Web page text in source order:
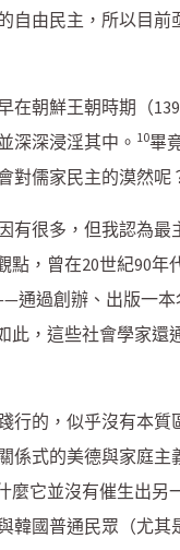
由民主，所以目
朝鮮王朝時期（
深深浸淫其中。 10畢
對儒家民主的漠然呢
很多，但我認為
，曾在20世紀90
過創辦、出版一本
此，這些社會學家
的，似乎沒有本
式的美德與家庭
麼它並沒有催生出
國普通民眾（尤